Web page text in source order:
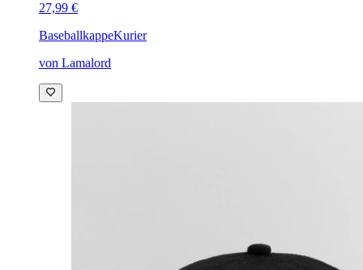
27,99 €
BaseballkappeKurier
von Lamalord